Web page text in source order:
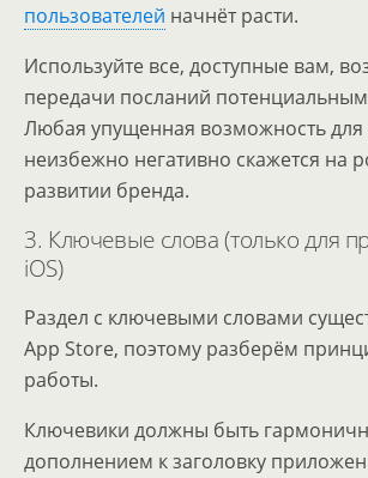
пользователей начнёт расти.
Используйте все, доступные вам,
передачи посланий
Любая упущенная возможность
неизбежно негативно скажется на
развитии бренда.
3. Ключевые слова (только для
iOS)
Раздел с ключевыми словами
App Store, поэтому разберём
работы.
Ключевики должны быть
дополнением к заголовку